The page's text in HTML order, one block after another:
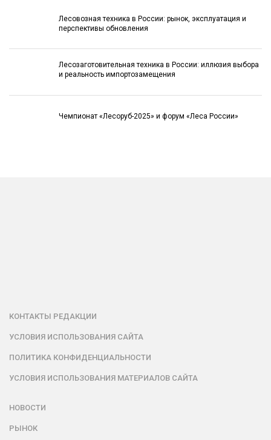
Лесовозная техника в России: рынок, эксплуатация и
перспективы обновления
Лесозаготовительная техника в России: иллюзия выбора
и реальность импортозамещения
Чемпионат «Лесоруб-2025» и форум «Леса России»
КОНТАКТЫ РЕДАКЦИИ
УСЛОВИЯ ИСПОЛЬЗОВАНИЯ САЙТА
ПОЛИТИКА КОНФИДЕНЦИАЛЬНОСТИ
УСЛОВИЯ ИСПОЛЬЗОВАНИЯ МАТЕРИАЛОВ САЙТА
НОВОСТИ
РЫНОК